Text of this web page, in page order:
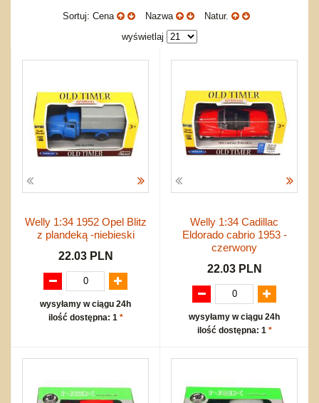
Dźwiekowe
Maty do zabawy
Inne
do koszykówki
Nowości
Start
Zakupy hurtowe
Koszty przesyłki
Regulamin
Mapa produktów
Sortuj: Cena Nazwa
Natur.
wyświetlaj
Welly 1:34 1952 Opel Blitz
z plandeką -niebieski
22.03 PLN
wysyłamy w ciągu 24h
ilość dostępna: 1 *
Welly 1:34 Cadillac
Eldorado cabrio 1953 -
czerwony
22.03 PLN
wysyłamy w ciągu 24h
ilość dostępna: 1 *